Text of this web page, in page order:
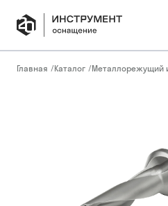
Главная /Каталог /Металлорежущий